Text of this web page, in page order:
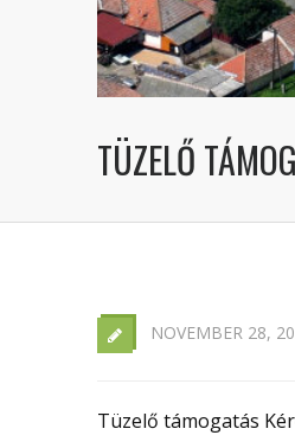
TÜZELŐ
NOVEMBER 28,
Tüzelő támogatás